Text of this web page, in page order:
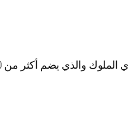
60 مقبرة فرعونية يمكنكم مشاهدة ودخول 3 منها.